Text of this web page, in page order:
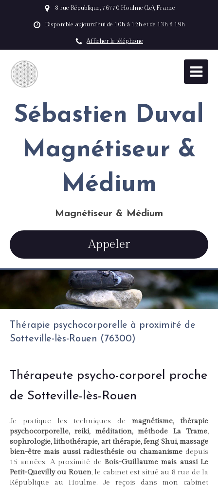
8 rue République, 76770 Houlme (Le), France
Disponible aujourd'hui de 10h à 12h et de 13h à 19h
Afficher le téléphone
Sébastien Duval
Magnétiseur &
Médium
Magnétiseur & Médium
Appeler
Thérapie psychocorporelle à proximité de
Sotteville-lès-Rouen (76300)
Thérapeute psycho-corporel proche
de Sotteville-lès-Rouen
Je pratique les techniques de magnétisme, thérapie
psychocorporelle, reiki, méditation, méthode La Trame,
sophrologie, lithothérapie, art thérapie, feng Shui, massage
bien-être mais aussi radiesthésie ou chamanismedepuis
15 années. A proximité de Bois-Guillaume mais aussi Le
Petit-Quevilly ou Rouen, le cabinet est situé au 8 rue de la
République au Houlme. Je reçois dans mon cabinet